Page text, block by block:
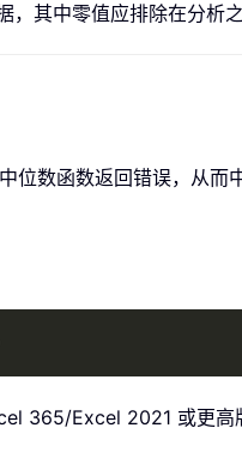
其中零值应排除在分析之
位数函数返回错误，从而
365/Excel 2021 或更